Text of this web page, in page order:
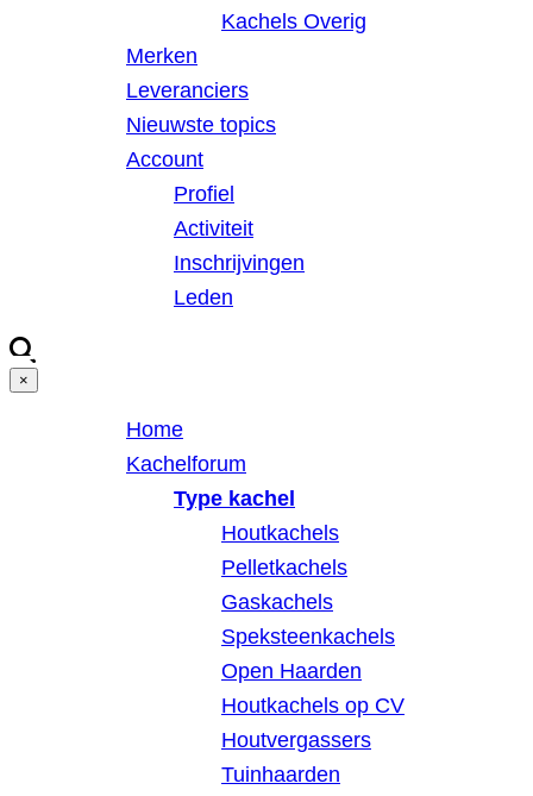
Kachels Overig
Merken
Leveranciers
Nieuwste topics
Account
Profiel
Activiteit
Inschrijvingen
Leden
×
Home
Kachelforum
Type kachel
Houtkachels
Pelletkachels
Gaskachels
Speksteenkachels
Open Haarden
Houtkachels op CV
Houtvergassers
Tuinhaarden